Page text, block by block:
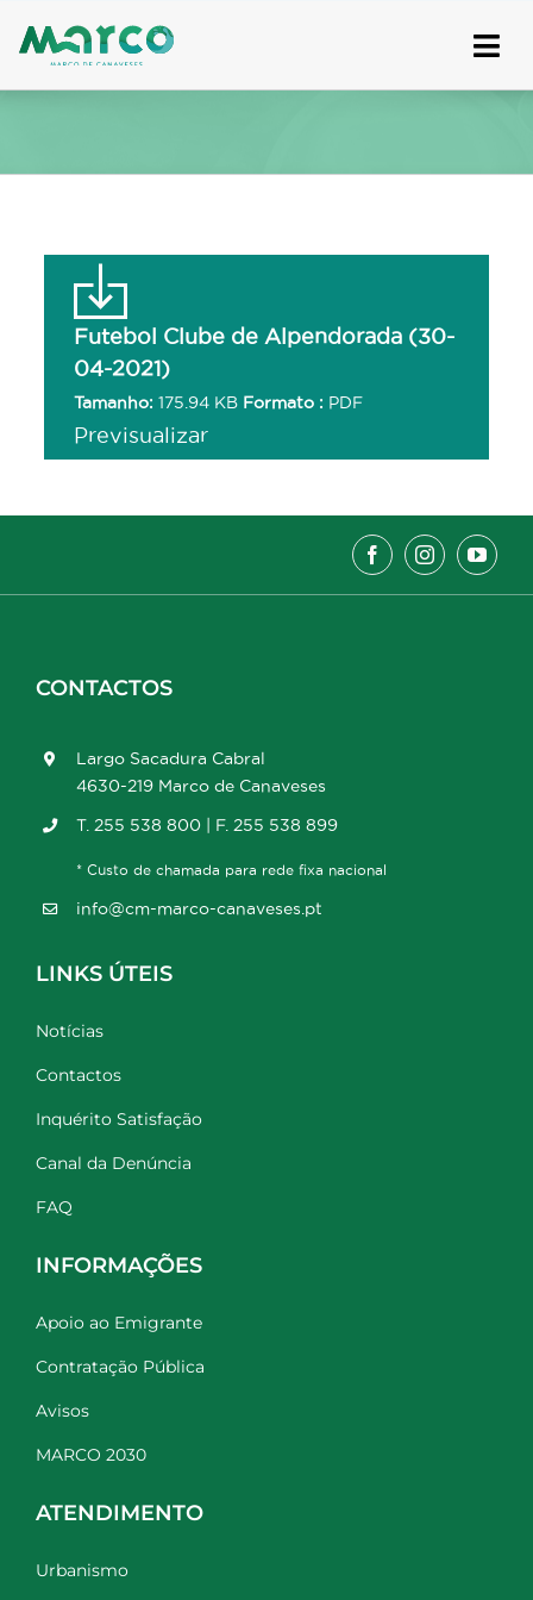
to
Futebol Clube de Alpendorada (30-
04-2021)
Tamanho: 175.94 KB Formato : PDF
Previsualizar
CONTACTOS
Largo Sacadura Cabral
4630-219 Marco de Canaveses
T. 255 538 800 | F. 255 538 899
* Custo de chamada para rede fixa nacional
info@cm-marco-canaveses.pt
LINKS ÚTEIS
Notícias
Contactos
Inquérito Satisfação
Canal da Denúncia
FAQ
INFORMAÇÕES
Apoio ao Emigrante
Contratação Pública
Avisos
MARCO 2030
ATENDIMENTO
Urbanismo